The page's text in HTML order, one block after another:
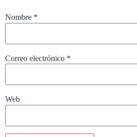
Nombre *
Correo electrónico *
Web